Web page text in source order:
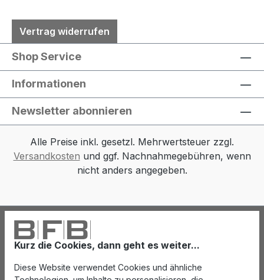
Kurz die Cookies, dann geht es weiter...
Diese Website verwendet Cookies und ähnliche
Vertrag widerrufen
Shop Service
Informationen
Newsletter abonnieren
Alle Preise inkl. gesetzl. Mehrwertsteuer zzgl.
Versandkosten und ggf. Nachnahmegebühren, wenn
nicht anders angegeben.